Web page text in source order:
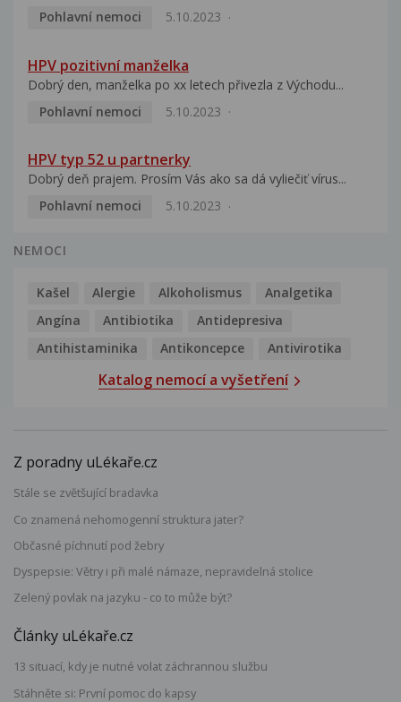
Pohlavní nemoci
5.10.2023
HPV pozitivní manželka
Dobrý den, manželka po xx letech přivezla z Východu...
Pohlavní nemoci
5.10.2023
HPV typ 52 u partnerky
Dobrý deň prajem. Prosím Vás ako sa dá vyliečiť vírus...
Pohlavní nemoci
5.10.2023
NEMOCI
Kašel Alergie Alkoholismus
Analgetika
Angína
Antibiotika
Antidepresiva
Antihistaminika
Antikoncepce Antivirotika
Katalog nemocí a vyšetření
Z poradny uLékaře.cz
Stále se zvětšující bradavka
Co znamená nehomogenní struktura jater?
Občasné píchnutí pod žebry
Dyspepsie: Větry i při malé námaze, nepravidelná stolice
Zelený povlak na jazyku - co to může být?
Články uLékaře.cz
13 situací, kdy je nutné volat záchrannou službu
Stáhněte si: První pomoc do kapsy